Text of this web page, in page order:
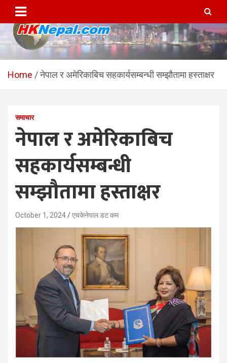
content
HKNepal.com – हङकङबाट
सञ्चालित पहिलो नेपाली अनलाईन
hknepal, hknepal.com, hk nepal, hk nepal com
Home नेपाल र अमेरिकाबिच सहकार्यसम्बन्धी सम्झौतामा हस्ताक्षर
समाचार
नेपाल र अमेरिकाबिच
सहकार्यसम्बन्धी
सम्झौतामा हस्ताक्षर
October 1, 2024 एचकेनेपाल डट कम